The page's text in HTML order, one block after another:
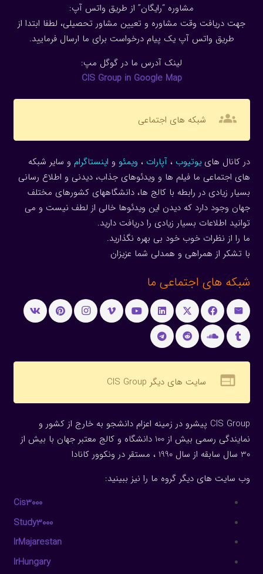
مشاوره “رایگان” از طریق واتس آپ:
جهت دریافت وقت مشاوره و تعیین مشاور تحصیلی، لطفا ابتدا از
طریق واتس آپ یک پیام درخواست برای ما ارسال فرمایید.
لینک آدرس ما در گوگل مپ:
CIS Group in Google Map
groups شبکه های اجتماعی
در کانال هاییوتیوب ، آپارات ، ویمئو و اینستاگرام و سایر شبکه
های اجتماعی ما فیلم ها و ویدئوهای جذاب، دیدنی و اطلاع رسانی
بسیار زیادی در رابطه با کالج ها، دانشگاههای کشورهای مختلف
جهان وجود دارد که دیدن این ویدئوها خالی از لطف نیست و می
توانید اطلاعات بسیار زیادی را دریافت دارید.
ما را از نظرات خوب خود بی بهره نگذارید.
با تشکر از همراهی و همدلی شما عزیزان
شبکه های اجتماعی ما
web سایت های دیگر CIS Group
CIS Group پیشرو در زمینه اعزام دانشجو به خارج از کشور و
نمایندگی رسمی بیش از 100 دانشگاه و کالج معتبر جهان با بیش از
30 سال سابقه از سال 1990 ، مستقر در ونکوور کانادا
وب سایت های دیگر گروه ما را نیز ببینید:
Cis3000
Study3000
IrMajarestan
IrHungary